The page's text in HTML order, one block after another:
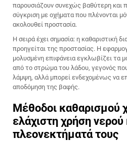
παρουσιάζουν συνεχώς βαθύτερη και
σύγκριση με οχήματα που πλένονται
ακολουθεί προστασία.
Η σειρά έχει σημασία: η καθαριστική
προηγείται της προστασίας. Η
μολυσμένη επιφάνεια εγκλωβίζει τα
από το στρώμα του λάδου, γεγονός
λάμψη, αλλά μπορεί ενδεχομένως να
αποδόμηση της βαφής.
Μέθοδοι καθαρισμού
ελάχιστη χρήση νερού
πλεονεκτήματά τους